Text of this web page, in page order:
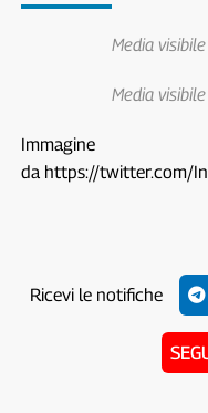
Media
Media
da https://twitter.com/
Ricevi le notifiche